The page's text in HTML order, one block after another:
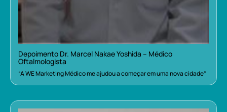
Depoimento Dr. Marcel Nakae Yoshida – Médico
Oftalmologista
“A WE Marketing Médico me ajudou a começar em uma nova cidade”